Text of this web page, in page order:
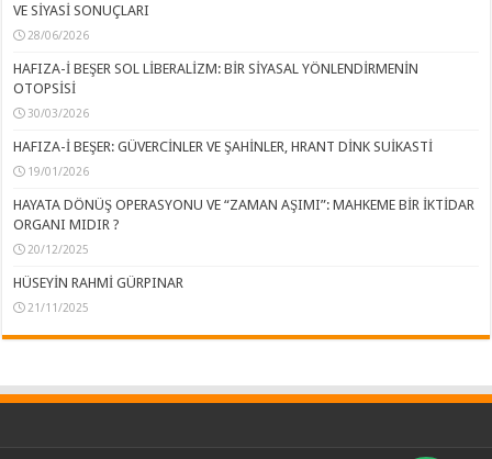
VE SİYASİ SONUÇLARI
28/06/2026
HAFIZA-İ BEŞER SOL LİBERALİZM: BİR SİYASAL YÖNLENDİRMENİN
OTOPSİSİ
30/03/2026
HAFIZA-İ BEŞER: GÜVERCİNLER VE ŞAHİNLER, HRANT DİNK SUİKASTİ
19/01/2026
HAYATA DÖNÜŞ OPERASYONU VE “ZAMAN AŞIMI”: MAHKEME BİR İKTİDAR
ORGANI MIDIR ?
20/12/2025
HÜSEYİN RAHMİ GÜRPINAR
21/11/2025